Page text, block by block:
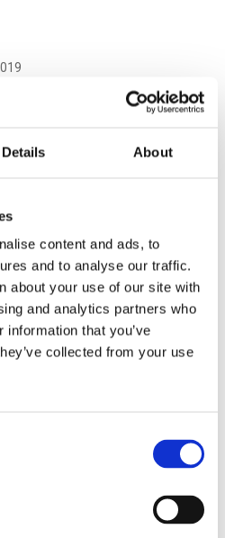
Details About
content and ads, to
and to analyse our traffic.
about your use of our site with
and analytics partners who
that you’ve
collected from your use
brandstoffen
en luchtvaart in de
En hoe kunnen ze, gezien
;...
Bonds (E2CB)
we efficiënt schone